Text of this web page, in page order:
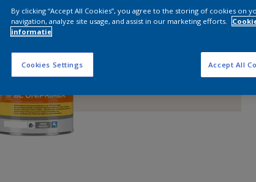
By clicking “Accept All Cookies”, you agree to the storing of cookies on
navigation, analyze site usage, and assist in our marketing efforts.
informatie
Cookies Settings Accept All